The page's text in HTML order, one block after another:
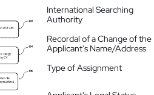
International Searching
Authority
Recordal of a Change of the
Applicant's Name/Address
Type of Assignment